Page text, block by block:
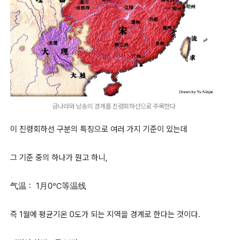
금나라와 남송의 경계를 진령회하선으로 주목한다
이 진령회하선 구분의 특징으로 여러 가지 기준이 있는데
그 기준 중의 하나가 뭔고 하니,
气温： 1月0℃等温线
즉 1월에 평균기온 0도가 되는 지역을 경계로 한다는 것이다.